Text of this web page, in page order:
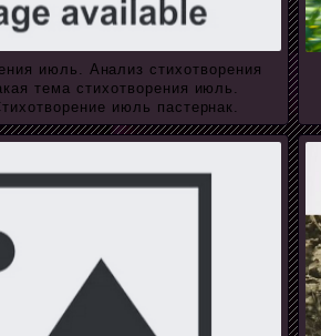
июль. Анализ стихотворения
тема стихотворения июль.
июль пастернак.